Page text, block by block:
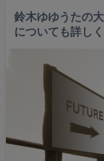
鈴木ゆゆうたの
についても詳しく